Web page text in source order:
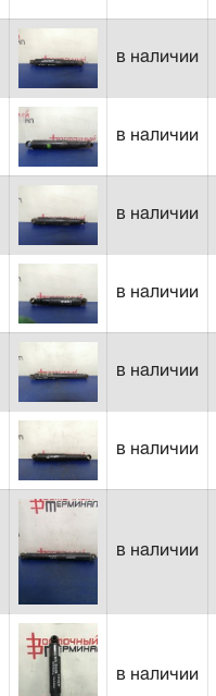
в наличии
в наличии
в наличии
в наличии
в наличии
в наличии
в наличии
в наличии